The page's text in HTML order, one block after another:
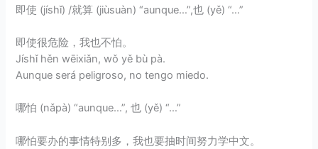
即使 (jíshǐ) /就算 (jiùsuàn) “aunque…”,也 (yě) “…”
即使很危险，我也不怕。
Jíshǐ hěn wēixiǎn, wǒ yě bù pà.
Aunque será peligroso, no tengo miedo.
哪怕 (nǎpà) “aunque…”, 也 (yě) “…”
哪怕要办的事情特别多，我也要抽时间努力学中文。